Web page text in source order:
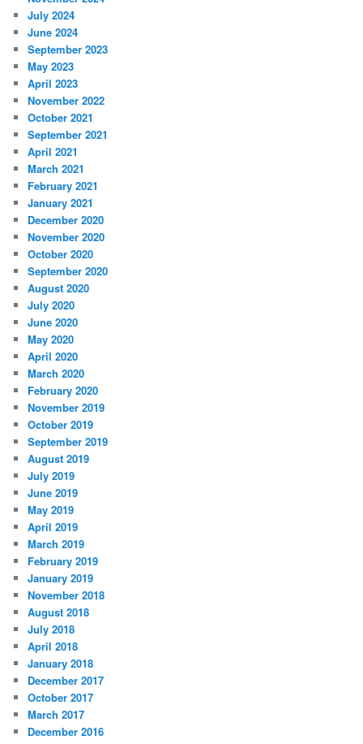
July 2024
June 2024
September 2023
May 2023
April 2023
November 2022
October 2021
September 2021
April 2021
March 2021
February 2021
January 2021
December 2020
November 2020
October 2020
September 2020
August 2020
July 2020
June 2020
May 2020
April 2020
March 2020
February 2020
November 2019
October 2019
September 2019
August 2019
July 2019
June 2019
May 2019
April 2019
March 2019
February 2019
January 2019
November 2018
August 2018
July 2018
April 2018
January 2018
December 2017
October 2017
March 2017
December 2016